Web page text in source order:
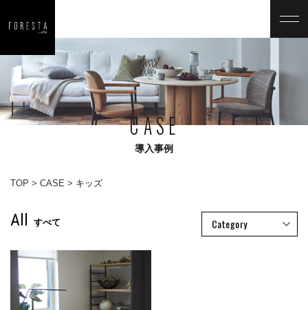
CASE
導入事例
TOP CASE キッズ
All すべて Category